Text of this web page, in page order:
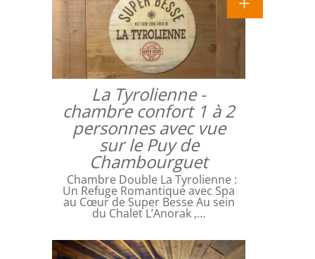
La Tyrolienne -
chambre confort 1 à 2
personnes avec vue
sur le Puy de
Chambourguet
Chambre Double La Tyrolienne :
Un Refuge Romantique avec Spa
au Cœur de Super Besse Au sein
du Chalet L’Anorak ,…